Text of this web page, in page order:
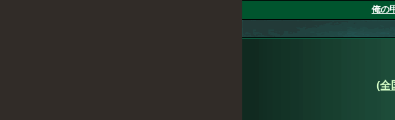
俺の
(全